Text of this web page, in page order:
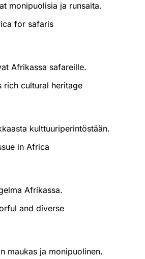
monipuolisia ja runsaita.
for safaris
Afrikassa safareille.
cultural heritage
kulttuuriperintöstään.
in Africa
Afrikassa.
and diverse
maukas ja monipuolinen.